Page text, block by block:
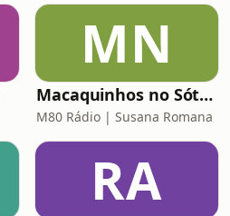
MN
Macaquinhos no Sótão
M80 Rádio | Susana Romana
RA